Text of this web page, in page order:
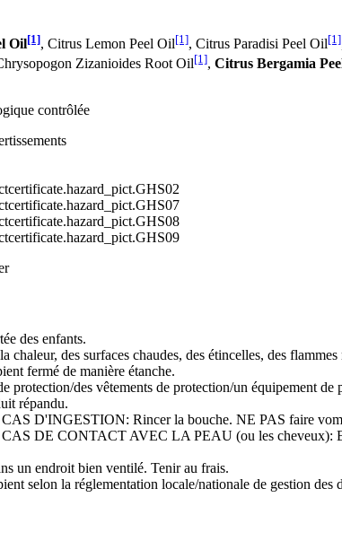
Oil[1], Citrus Lemon Peel Oil[1], Citrus Paradisi Peel Oil[1]
Zizanioides Root Oil[1], Citrus Bergamia
contrôlée
des enfants.
chaleur, des surfaces chaudes, des étincelles, des
fermé de manière étanche.
protection/des vêtements de protection/un équipement de
répandu.
D'INGESTION: Rincer la bouche. NE PAS faire
DE CONTACT AVEC LA PEAU (ou les cheveux):
un endroit bien ventilé. Tenir au frais.
selon la réglementation locale/nationale de gestion des